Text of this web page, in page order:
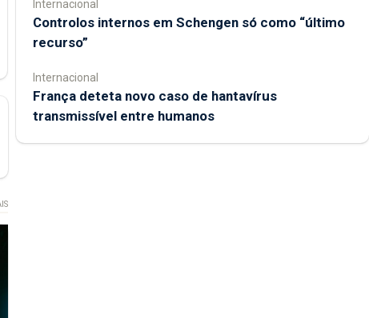
Internacional
Controlos internos em Schengen só como “último
recurso”
Internacional
França deteta novo caso de hantavírus
transmissível entre humanos